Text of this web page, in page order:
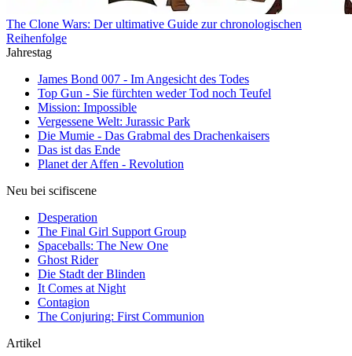
The Clone Wars: Der ultimative Guide zur chronologischen
Reihenfolge
Jahrestag
James Bond 007 - Im Angesicht des Todes
Top Gun - Sie fürchten weder Tod noch Teufel
Mission: Impossible
Vergessene Welt: Jurassic Park
Die Mumie - Das Grabmal des Drachenkaisers
Das ist das Ende
Planet der Affen - Revolution
Neu bei scifiscene
Desperation
The Final Girl Support Group
Spaceballs: The New One
Ghost Rider
Die Stadt der Blinden
It Comes at Night
Contagion
The Conjuring: First Communion
Artikel